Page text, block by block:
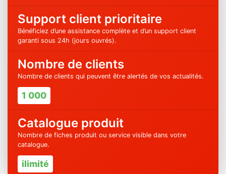
Support client prioritaire
Bénéficiez d’une assistance complète et d’un support client
garanti sous 24h (jours ouvrés).
Nombre de clients
Nombre de clients qui peuvent être alertés de vos actualités.
1 000
Catalogue produit
Nombre de fiches produit ou service visible dans votre
catalogue.
ilimité